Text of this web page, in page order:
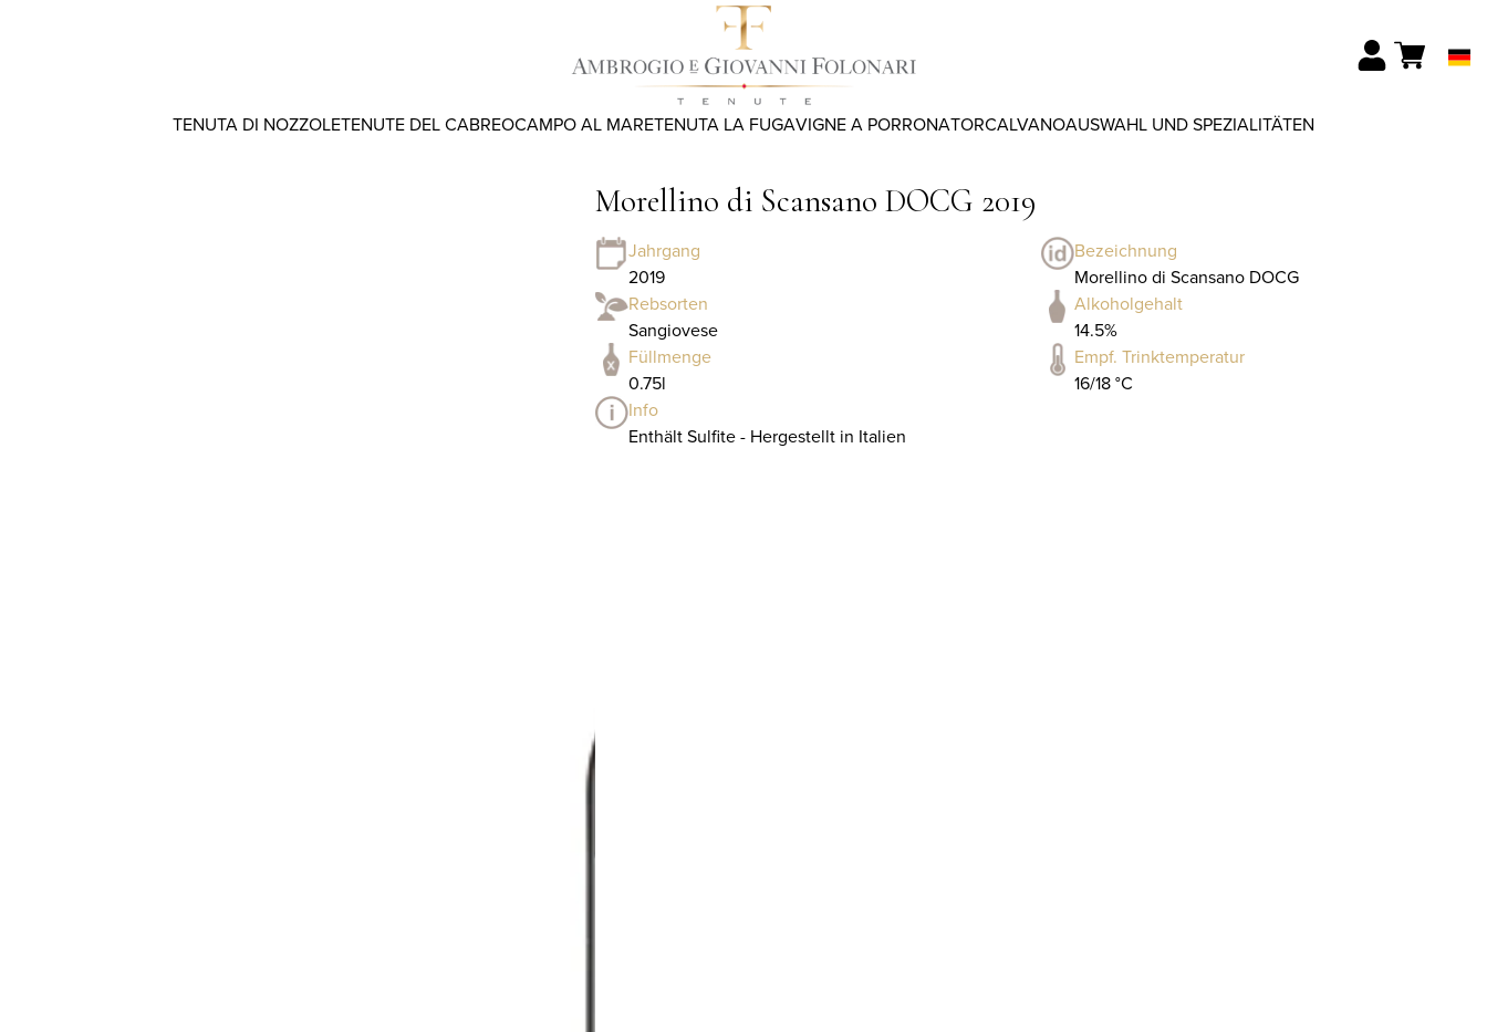
TENUTA DI NOZZOLETENUTE DEL CABREOCAMPO AL MARETENUTA LA FUGAVIGNE A PORRONATORCALVANOAUSWAHL UND SPEZIALITÄTEN
Morellino di Scansano DOCG 2019
Jahrgang
2019
Bezeichnung
Morellino di Scansano DOCG
Rebsorten
Sangiovese
Alkoholgehalt
14.5%
Füllmenge
0.75l
Empf. Trinktemperatur
16/18 °C
Info
Enthält Sulfite - Hergestellt in Italien